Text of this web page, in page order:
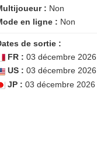
: Non
en ligne : Non
de sortie :
FR : 03 décembre 2026
US : 03 décembre 2026
JP : 03 décembre 2026